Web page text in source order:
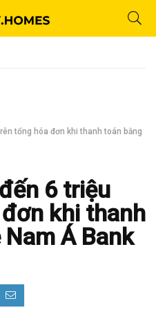
tổng hóa đơn khi thanh toán bằng
6 triệu
khi thanh
Á Bank